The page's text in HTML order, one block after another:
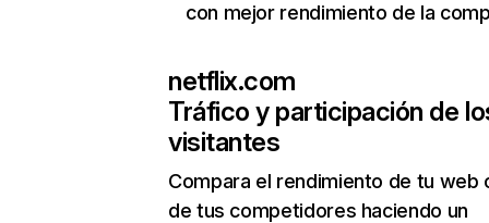
con mejor rendimiento de la
netflix.com
Tráfico y participación de
visitantes
Compara el rendimiento de tu web
de tus competidores haciendo un